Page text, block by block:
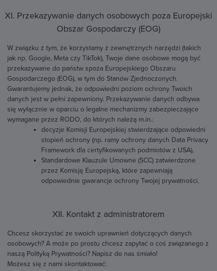
XI. Przekazywanie danych osobowych poza Europejski
Obszar Gospodarczy (EOG)
W związku z tym, że korzystamy z zewnętrznych narzędzi (takich
jak np. Google, Meta czy TikTok), Twoje dane osobowe mogą być
przekazywane do państw spoza Europejskiego Obszaru
Gospodarczego (EOG), w tym do Stanów Zjednoczonych.
Gwarantujemy jednak, że odpowiedni poziom ochrony Twoich
danych jest w pełni zapewniony. Przekazywanie danych odbywa
się wyłącznie w oparciu o legalne mechanizmy zabezpieczające
wymagane przez RODO, do których należą m.in.:
decyzje Komisji Europejskiej stwierdzające odpowiedni
stopień ochrony (np. ramy ochrony danych Data Privacy
Framework dla certyfikowanych podmiotów z USA),
Standardowe Klauzule Umowne (SCC) zatwierdzone
przez Komisję Europejską, które zapewniają
odpowiednie gwarancje ochrony Twojej prywatności.
XII. Kontakt z administratorem
Chcesz skorzystać ze swoich uprawnień dotyczących danych
osobowych? A może po prostu chcesz zapytać o coś związanego z
naszą Polityką Prywatności? Napisz do nas śmiało!
Możesz się z nami skontaktować: